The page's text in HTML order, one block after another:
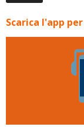
Scarica l'app